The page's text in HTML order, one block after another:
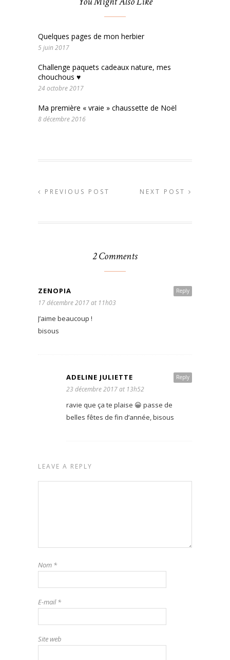
Quelques pages de mon herbier
5 juin 2017
Challenge paquets cadeaux nature, mes
chouchous ♥
24 octobre 2017
Ma première « vraie » chaussette de Noël
8 décembre 2016
PREVIOUS POST NEXT POST
2 Comments
Reply
ZENOPIA
17 décembre 2017 at 11h03
J’aime beaucoup !
bisous
Reply
ADELINE JULIETTE
23 décembre 2017 at 13h52
ravie que ça te plaise 😀 passe de
belles fêtes de fin d’année, bisous
LEAVE A REPLY
Nom *
E-mail*
Site web